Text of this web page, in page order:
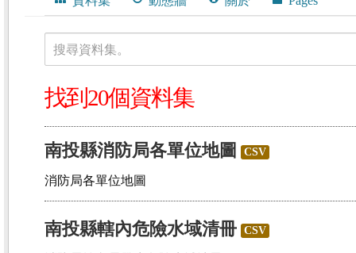
搜尋資料集。
找到20個資料集
南投縣消防局各單位地圖 CSV
消防局各單位地圖
南投縣轄內危險水域清冊 CSV